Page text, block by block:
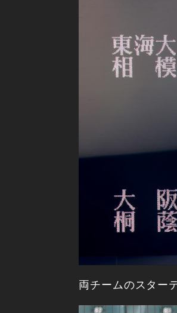
両チームのスター